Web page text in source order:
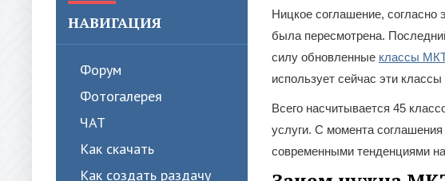
НАВИГАЦИЯ
Форум
Фотогалерея
ЧАТ
Как скачать
Как создать раздачу
Ницкое соглашение,
была пересмотрена.
силу обновленные классы
использует сейчас эти
Всего насчитывается 45
услуги. С момента
современными тенденциями